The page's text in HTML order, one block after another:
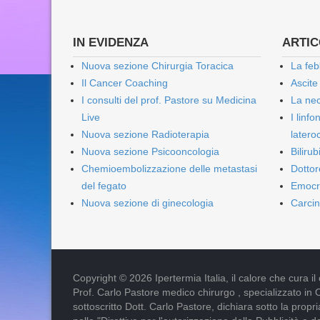
IN EVIDENZA
Nuova sezione Chirurgia Toracica
Il Cancer Coaching
I consulti del prof. Pastore su Medicina
Live
Nuova sezione Radioterapia
Nuova sezione Psicooncologia
Chemioembolizzazione delle metastasi
del fegato
Nuova sezione di ginecologia
La
La
I
Copyright © 2026 Ipertermia Italia, il calore che cura il
Prof. Carlo Pastore medico chirurgo , specializzato
sottoscritto Dott. Carlo Pastore, dichiara sotto la